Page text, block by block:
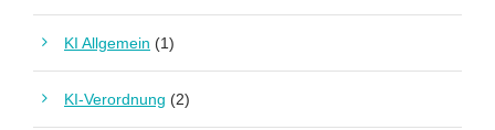
KI Allgemein (1)
KI-Verordnung (2)